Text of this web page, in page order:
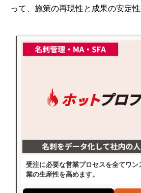
って、施策の再現性と成果の安定性
受注に必要な営業プロセスを全てワ
業の生産性を高めます。